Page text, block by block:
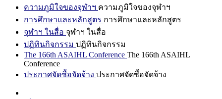
ความภูมิใจของจุฬาฯ ความภูมิใจของจุฬาฯ
การศึกษาและหลักสูตร การศึกษาและหลักสูตร
จุฬาฯ ในสื่อ จุฬาฯ ในสื่อ
ปฏิทินกิจกรรม ปฏิทินกิจกรรม
The 166th ASAIHL Conference The 166th ASAIHL
Conference
ประกาศจัดซื้อจัดจ้าง ประกาศจัดซื้อจัดจ้าง